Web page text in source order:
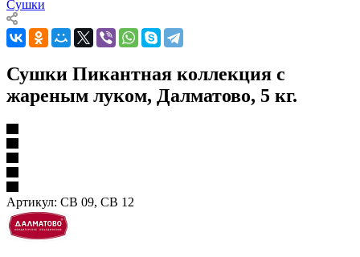
Сушки
Сушки Пикантная коллекция с
жареным луком, Далматово, 5 кг.
Артикул: СВ 09, СВ 12